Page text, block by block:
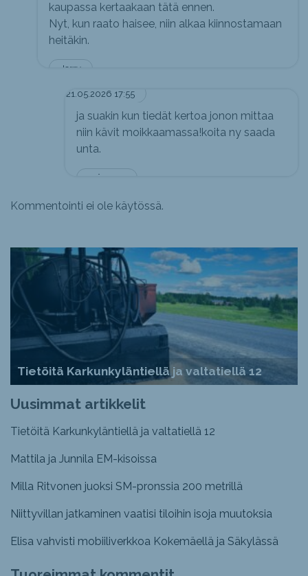
Jerry
kaupassa kertaakaan tätä ennen.
Nyt, kun raato haisee, niin alkaa kiinnostamaan
heitäkin.
21.05.2026 17:55
mä vaan.
ja suakin kun tiedät kertoa jonon mittaa
niin kävit moikkaamassa!koita ny saada
unta.
Kommentointi ei ole käytössä.
Tietöitä Karkunkyläntiellä ja valtatiellä 12
Uusimmat artikkelit
Tietöitä Karkunkyläntiellä ja valtatiellä 12
Mattila ja Junnila EM-kisoissa
Milla Ritvonen juoksi SM-pronssia 200 metrillä
Niittyvillan jatkaminen vaatisi tiloihin isoja muutoksia
Elisa vahvisti mobiiliverkkoa Kokemäellä ja Säkylässä